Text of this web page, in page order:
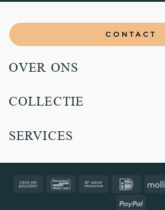
CONTACT
OVER ONS
COLLECTIE
SERVICES
Cash
Bancontact Bank
IDeal
PayPal